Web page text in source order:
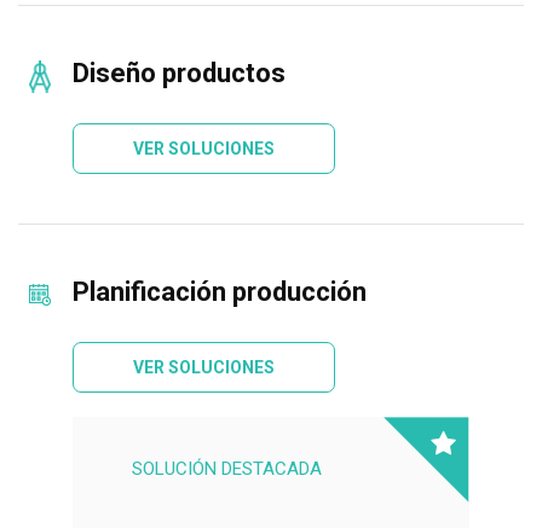
Diseño productos
VER SOLUCIONES
Planificación producción
VER SOLUCIONES
SOLUCIÓN DESTACADA